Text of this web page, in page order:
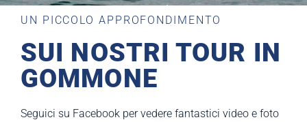
VEDERE AQUILE È PRATICAMENTE
UNA GARANZIA
Ti possiamo garantire che vedrai le aquile di mare, i
UN PICCOLO APPROFONDIMENTO
SUI NOSTRI TOUR IN
GOMMONE
Seguici su Facebook per vedere fantastici video e foto